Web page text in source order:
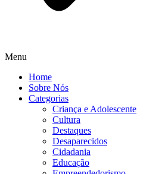
Menu
Home
Sobre Nós
Categorias
Criança e Adolescente
Cultura
Destaques
Desaparecidos
Cidadania
Educação